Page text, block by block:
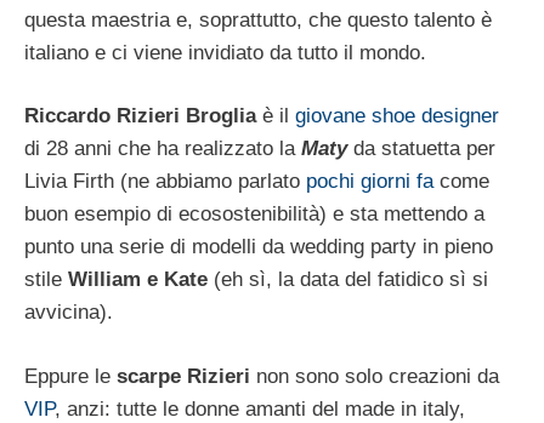
questa maestria e, soprattutto, che questo talento è
italiano e ci viene invidiato da tutto il mondo.
Riccardo Rizieri Brogliaè il giovane shoe designer
di 28 anni che ha realizzato la Matyda statuetta per
Livia Firth (ne abbiamo parlato pochi giorni facome
buon esempio di ecosostenibilità) e sta mettendo a
punto una serie di modelli da wedding party in pieno
stile William e Kate (eh sì, la data del fatidico sì si
avvicina).
Eppure le scarpe Rizieri non sono solo creazioni da
VIP, anzi: tutte le donne amanti del made in italy,